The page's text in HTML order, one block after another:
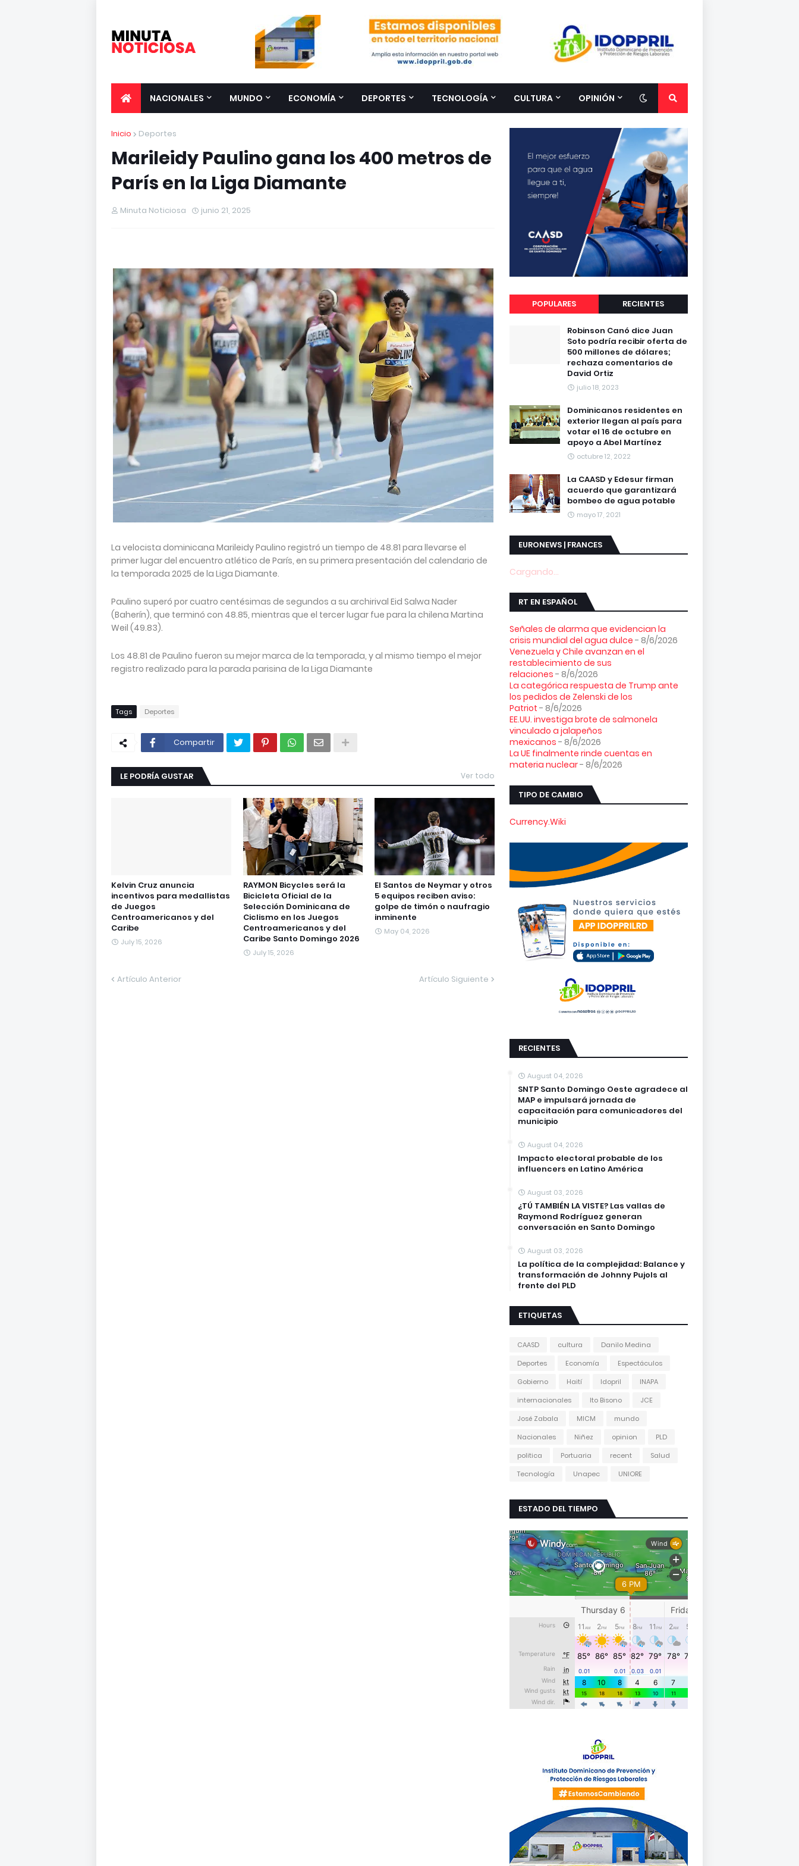
NACIONALES MUNDO ECONOMÍA DEPORTES TECNOLOGÍA CULTURA OPINIÓN
Inicio Deportes
Marileidy Paulino gana los 400 metros de
París en la Liga Diamante
Minuta Noticiosa junio 21, 2025
La velocista dominicana Marileidy Paulino registró un tiempo de 48.81 para llevarse el
primer lugar del encuentro atlético de París, en su primera presentación del calendario de
la temporada 2025 de la Liga Diamante.
Paulino superó por cuatro centésimas de segundos a su archirival Eid Salwa Nader
(Baherín), que terminó con 48.85, mientras que el tercer lugar fue para la chilena Martina
Weil (49.83).
Los 48.81 de Paulino fueron su mejor marca de la temporada, y al mismo tiempo el mejor
registro realizado para la parada parisina de la Liga Diamante
Tags Deportes
Compartir
LE PODRÍA GUSTAR Ver todo
Kelvin Cruz anuncia
incentivos para medallistas
de Juegos
Centroamericanos y del
Caribe
July 15, 2026
RAYMON Bicycles será la
Bicicleta Oficial de la
Selección Dominicana de
Ciclismo en los Juegos
Centroamericanos y del
Caribe Santo Domingo 2026
July 15, 2026
El Santos de Neymar y otros
5 equipos reciben aviso:
golpe de timón o naufragio
inminente
May 04, 2026
Artículo Anterior Artículo Siguiente
POPULARES RECIENTES
Robinson Canó dice Juan
Soto podría recibir oferta de
500 millones de dólares;
rechaza comentarios de
David Ortiz
julio 18, 2023
Dominicanos residentes en
exterior llegan al país para
votar el 16 de octubre en
apoyo a Abel Martínez
octubre 12, 2022
La CAASD y Edesur firman
acuerdo que garantizará
bombeo de agua potable
mayo 17, 2021
EURONEWS | FRANCES
Cargando...
RT EN ESPAÑOL
Señales de alarma que evidencian la
crisis mundial del agua dulce - 8/6/2026
Venezuela y Chile avanzan en el
restablecimiento de sus
relaciones - 8/6/2026
La categórica respuesta de Trump ante
los pedidos de Zelenski de los
Patriot - 8/6/2026
EE.UU. investiga brote de salmonela
vinculado a jalapeños
mexicanos - 8/6/2026
La UE finalmente rinde cuentas en
materia nuclear- 8/6/2026
TIPO DE CAMBIO
Currency.Wiki
RECIENTES
August 04, 2026
SNTP Santo Domingo Oeste agradece al
MAP e impulsará jornada de
capacitación para comunicadores del
municipio
August 04, 2026
Impacto electoral probable de los
influencers en Latino América
August 03, 2026
¿TÚ TAMBIÉN LA VISTE? Las vallas de
Raymond Rodríguez generan
conversación en Santo Domingo
August 03, 2026
La política de la complejidad: Balance y
transformación de Johnny Pujols al
frente del PLD
ETIQUETAS
CAASD cultura
Danilo Medina
Deportes
Economía
Espectáculos
Gobierno
Haití Idopril
INAPA
internacionales
Ito Bisono
JCE
José Zabala
MICM
mundo
Nacionales
Niñez opinion
PLD
politica
Portuaria recent
Salud
Tecnología
Unapec UNIORE
ESTADO DEL TIEMPO